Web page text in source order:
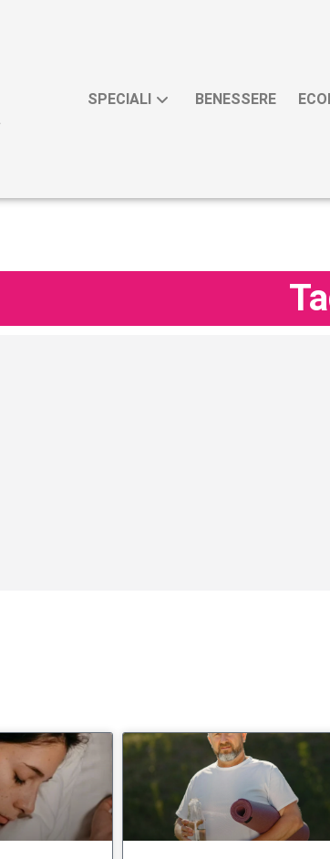
SPECIALI BENESSERE